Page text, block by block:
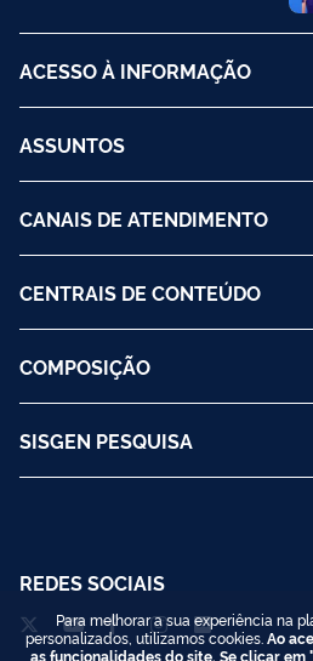
ACESSO À INFORMAÇÃO
ASSUNTOS
CANAIS DE ATENDIMENTO
CENTRAIS DE CONTEÚDO
COMPOSIÇÃO
SISGEN PESQUISA
REDES SOCIAIS
Para melhorar a sua experiência na
personalizados, utilizamos cookies. Ao
as funcionalidades do site. Se clicar em